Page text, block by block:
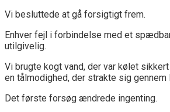
Vi besluttede at gå forsigtigt frem.
Enhver fejl i forbindelse med et
utilgivelig.
Vi brugte kogt vand, der var kølet
en tålmodighed, der strakte sig gennem
Det første forsøg ændrede ingenting.